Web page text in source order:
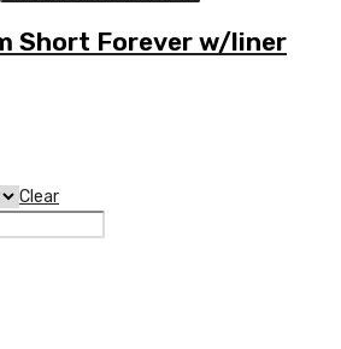
Short Forever w/liner
Clear